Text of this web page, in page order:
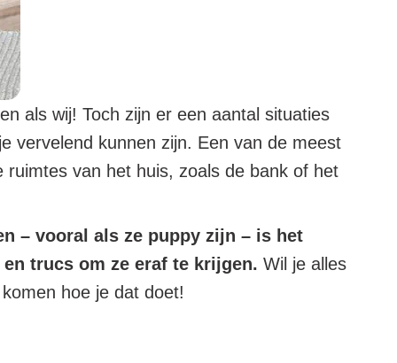
als wij! Toch zijn er een aantal situaties
vervelend kunnen zijn. Een van de meest
van het huis, zoals de bank of het
– vooral als ze puppy zijn – is het
trucs om ze eraf te krijgen. Wil je alles
hoe je dat doet!